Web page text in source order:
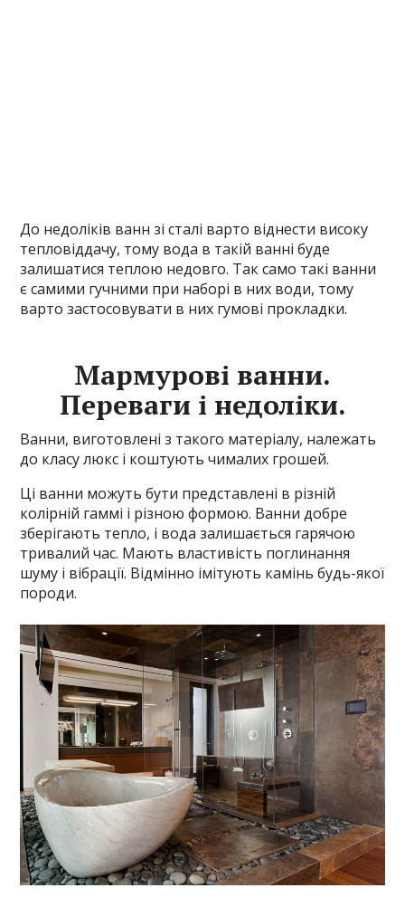
До недоліків ванн зі сталі варто віднести високу
тепловіддачу, тому вода в такій ванні буде
залишатися теплою недовго. Так само такі ванни
є самими гучними при наборі в них води, тому
варто застосовувати в них гумові прокладки.
Мармурові ванни.
Переваги і недоліки.
Ванни, виготовлені з такого матеріалу, належать
до класу люкс і коштують чималих грошей.
Ці ванни можуть бути представлені в різній
колірній гаммі і різною формою. Ванни добре
зберігають тепло, і вода залишається гарячою
тривалий час. Мають властивість поглинання
шуму і вібрації. Відмінно імітують камінь будь-якої
породи.